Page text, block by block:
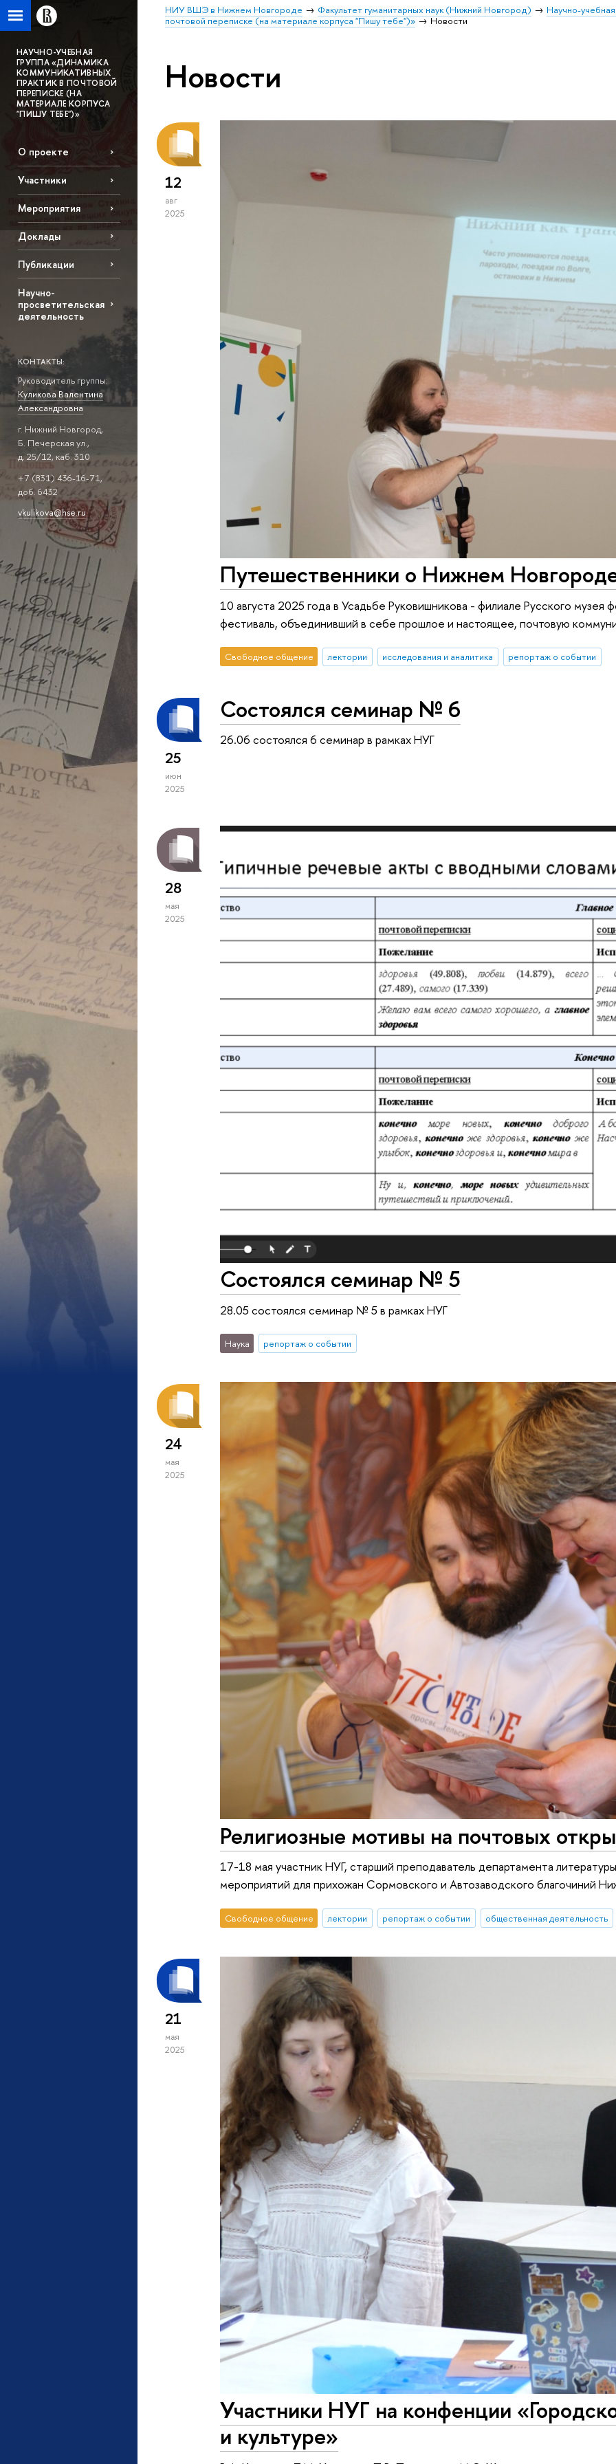
НИУ ВШЭ в Нижнем Новгороде Факультет гуманитарных наук (Нижний Новгород)
Научно-
почтовой переписке (на материале корпуса "Пишу тебе")»
Новости
НАУЧНО-УЧЕБНАЯ
ГРУППА «ДИНАМИКА
КОММУНИКАТИВНЫХ
ПРАКТИК В ПОЧТОВОЙ
ПЕРЕПИСКЕ (НА
МАТЕРИАЛЕ КОРПУСА
"ПИШУ ТЕБЕ")»
О проекте
Участники
Мероприятия
Доклады
Публикации
Научно-
просветительская
деятельность
КОНТАКТЫ:
Руководитель группы:
Куликова Валентина
Александровна
г. Нижний Новгород,
Б. Печерская ул.,
д. 25/12, каб. 310
+7 (831) 436-16-71,
доб. 6432
vkulikova@hse.ru
Новости
12
авг
2025
Путешественники о Нижнем
10 августа 2025 года в Усадьбе Руковишникова - филиале Русского
фестиваль, объединивший в себе прошлое и настоящее, почтовую
Свободное общение лектории исследования и аналитика репортаж о событии
25
июн
2025
Состоялся семинар № 6
26.06 состоялся 6 семинар в рамках НУГ
28
мая
2025
Состоялся семинар № 5
28.05 состоялся семинар № 5 в рамках НУГ
Наука репортаж о событии
24
мая
2025
Религиозные мотивы на почтовых
17-18 мая участник НУГ, старший преподаватель департамента
мероприятий для прихожан Сормовского и Автозаводского благочиний
Свободное общение лектории репортаж о событии общественная деятельность
21
мая
2025
Участники НУГ на конфенции
и культуре»